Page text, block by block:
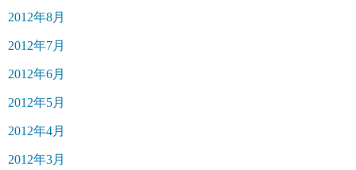
2012年8月
2012年7月
2012年6月
2012年5月
2012年4月
2012年3月